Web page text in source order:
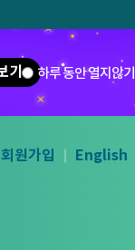
기 하루 동안 열지않기
회원가입 English